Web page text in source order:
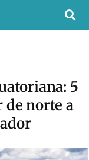
5
de norte a